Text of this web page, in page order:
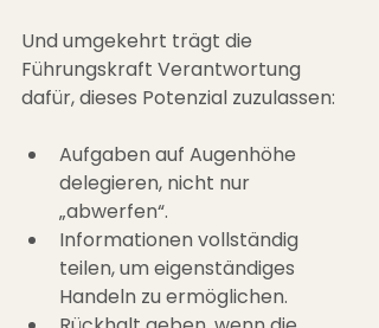
Und umgekehrt trägt die
Führungskraft Verantwortung
dafür, dieses Potenzial zuzulassen:
Aufgaben auf Augenhöhe
delegieren, nicht nur
„abwerfen“.
Informationen vollständig
teilen, um eigenständiges
Handeln zu ermöglichen.